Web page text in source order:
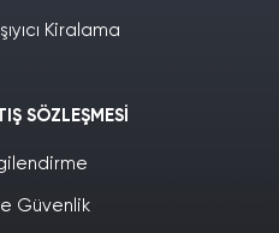
Kiralama
SÖZLEŞMESI
Güvenlik